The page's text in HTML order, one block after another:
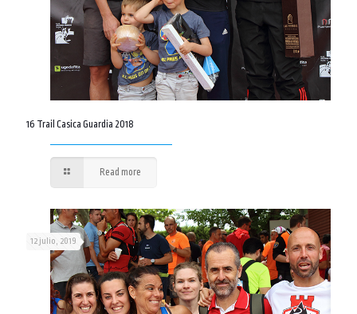
16 Trail Casica Guardia 2018
Read more
12 julio, 2019